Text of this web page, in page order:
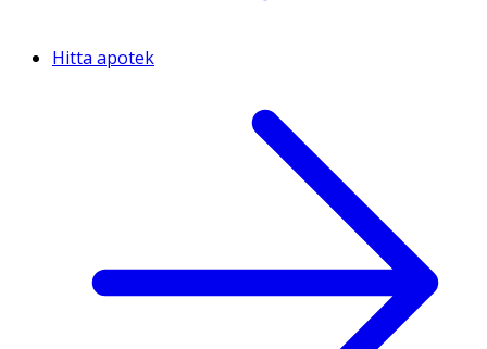
Hitta apotek